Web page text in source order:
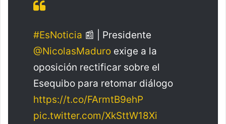
#EsNoticia 📰 | Presidente
@NicolasMaduro exige a la
oposición rectificar sobre el
Esequibo para retomar diálogo
https://t.co/FArmtB9ehP
pic.twitter.com/XkSttW18Xi